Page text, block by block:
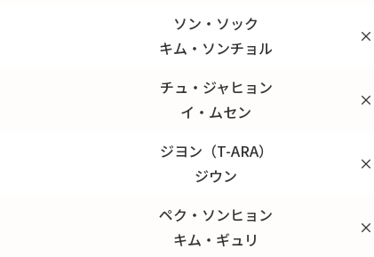
ソン・ソック
キム・ソンチョル
×
チュ・ジャヒョン
イ・ムセン
×
ジヨン（T-ARA）
ジウン
×
ペク・ソンヒョン
キム・ギュリ
×